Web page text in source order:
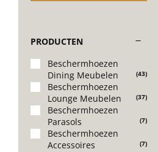
PRODUCTEN
Beschermhoezen
Dining Meubelen
(43)
Beschermhoezen
Lounge Meubelen
(37)
Beschermhoezen
Parasols
(7)
Beschermhoezen
Accessoires
(7)